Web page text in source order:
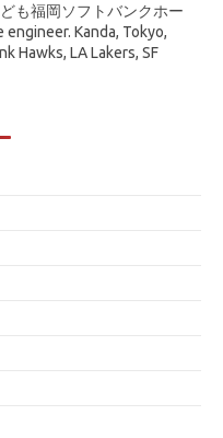
も福岡ソフトバンクホー
Kanda, Tokyo,
Hawks, LA Lakers, SF